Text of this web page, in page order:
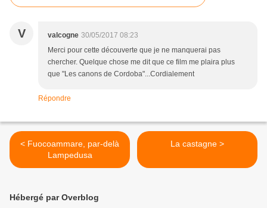
V valcogne 30/05/2017 08:23
Merci pour cette découverte que je ne manquerai pas
chercher. Quelque chose me dit que ce film me plaira plus
que "Les canons de Cordoba"...Cordialement
Répondre
< Fuocoammare, par-delà
Lampedusa
La castagne >
Hébergé par Overblog